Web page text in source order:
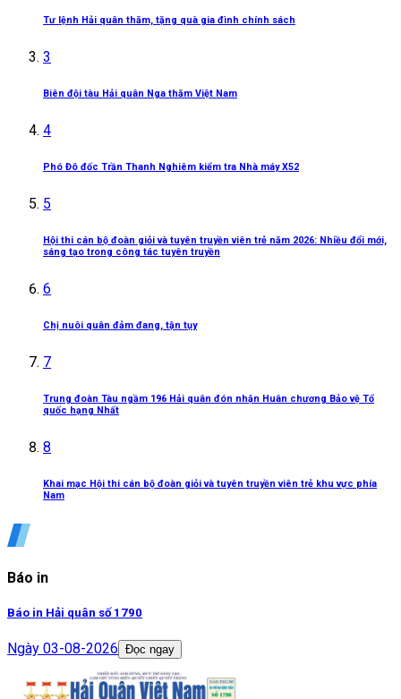
Tư lệnh Hải quân thăm, tặng quà gia đình chính sách
3
Biên đội tàu Hải quân Nga thăm Việt Nam
4
Phó Đô đốc Trần Thanh Nghiêm kiểm tra Nhà máy X52
5
Hội thi cán bộ đoàn giỏi và tuyên truyền viên trẻ năm 2026: Nhiều đổi mới,
sáng tạo trong công tác tuyên truyền
6
Chị nuôi quân đảm đang, tận tụy
7
Trung đoàn Tàu ngầm 196 Hải quân đón nhận Huân chương Bảo vệ Tổ
quốc hạng Nhất
8
Khai mạc Hội thi cán bộ đoàn giỏi và tuyên truyền viên trẻ khu vực phía
Nam
Báo in
Báo in Hải quân số 1790
Ngày 03-08-2026 Đọc ngay